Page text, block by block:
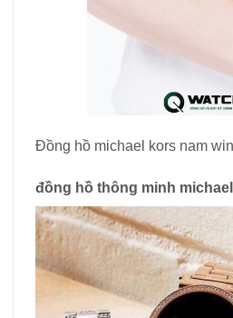
Đồng hồ michael kors nam
đồng hồ thông minh